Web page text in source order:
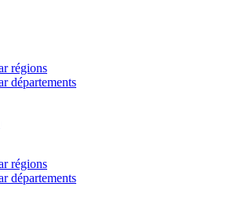
régions
départements
régions
départements